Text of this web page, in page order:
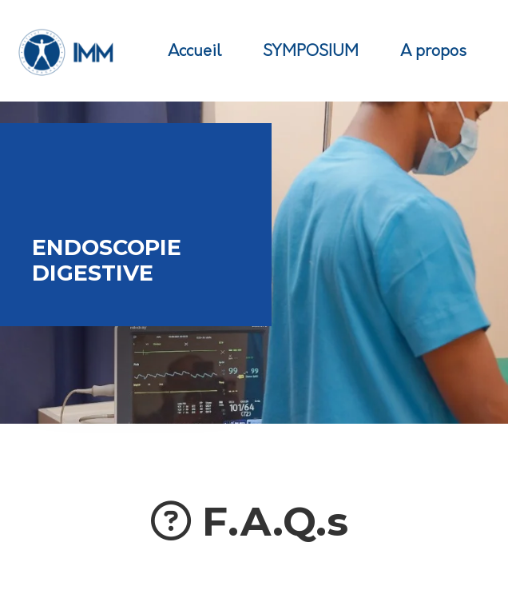
Accueil SYMPOSIUM A propos
ENDOSCOPIE
DIGESTIVE
F.A.Q.s